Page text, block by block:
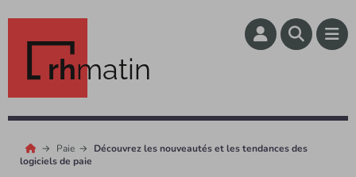
rhmatin
Paie
Découvrez les nouveautés et les tendances des
logiciels de paie